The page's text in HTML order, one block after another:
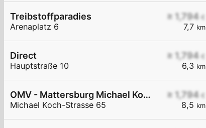
≥ 1,794 €
7,7 km
Treibstoffparadies
Arenaplatz 6
≥ 1,794 €
6,3 km
Direct
Hauptstraße 10
≥ 1,794 €
8,5 km
OMV - Mattersburg Michael Koch-Straße 65
Michael Koch-Strasse 65